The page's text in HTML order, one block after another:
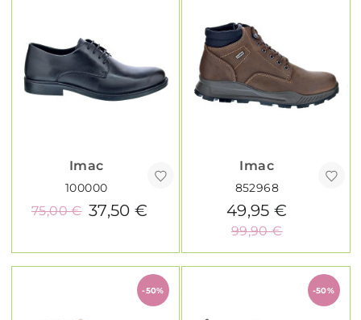
Imac
100000
37,50 €
75,00 €
Imac
852968
49,95 €
99,90 €
-50% -50%